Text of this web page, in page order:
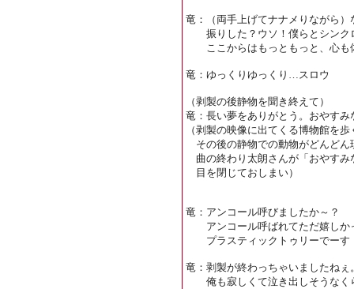
竜：（両手上げてナナメりながら
振りした？ウソ！僕らとシンク
ここからはもっともっと、心も
竜：ゆっくりゆっくり…スロウ
（剥製の後静物を聞き終えて）
竜：長い夢をありがとう。おやす
（剥製の映像に出てくる博物館を
その後の静物での動物がどんどん
曲の終わり太朗さんが「おやすみ
目を閉じておしまい）
竜：アンコール呼びましたか～？
アンコール呼ばれてただ嬉しか
プラスティックトゥリーでーす
竜：剥製が終わっちゃいましたね
俺も寂しくて泣き出しそうなく